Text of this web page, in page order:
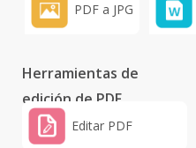
PDF a JPG
Herramientas de
edición de PDF
Editar PDF